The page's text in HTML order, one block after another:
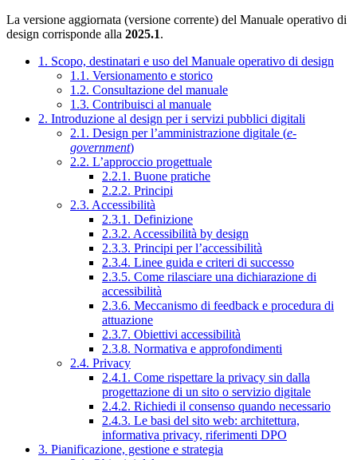
La versione aggiornata (versione corrente) del Manuale operativo di
design corrisponde alla 2025.1.
1. Scopo, destinatari e uso del Manuale operativo di design
1.1. Versionamento e storico
1.2. Consultazione del manuale
1.3. Contribuisci al manuale
2. Introduzione al design per i servizi pubblici digitali
2.1. Design per l’amministrazione digitale (e-
government)
2.2. L’approccio progettuale
2.2.1. Buone pratiche
2.2.2. Principi
2.3. Accessibilità
2.3.1. Definizione
2.3.2. Accessibilità by design
2.3.3. Principi per l’accessibilità
2.3.4. Linee guida e criteri di successo
2.3.5. Come rilasciare una dichiarazione di
accessibilità
2.3.6. Meccanismo di feedback e procedura di
attuazione
2.3.7. Obiettivi accessibilità
2.3.8. Normativa e approfondimenti
2.4. Privacy
2.4.1. Come rispettare la privacy sin dalla
progettazione di un sito o servizio digitale
2.4.2. Richiedi il consenso quando necessario
2.4.3. Le basi del sito web: architettura,
informativa privacy, riferimenti DPO
3. Pianificazione, gestione e strategia